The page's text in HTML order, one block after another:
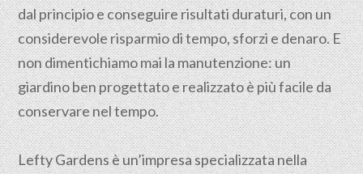
dal principio e conseguire risultati duraturi, con un
considerevole risparmio di tempo, sforzi e denaro. E
non dimentichiamo mai la manutenzione: un
giardino ben progettato e realizzato è più facile da
conservare nel tempo.
Lefty Gardens è un’impresa specializzata nella